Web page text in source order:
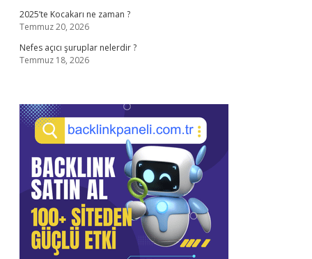
2025’te Kocakarı ne zaman ?
Temmuz 20, 2026
Nefes açıcı şuruplar nelerdir ?
Temmuz 18, 2026